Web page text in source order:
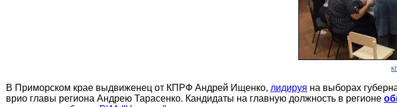
В Приморском крае выдвиженец от КПРФ Андрей Ищенко, лидируя на выборах
врио главы региона Андрею Тарасенко. Кандидаты на главную должность в регионе